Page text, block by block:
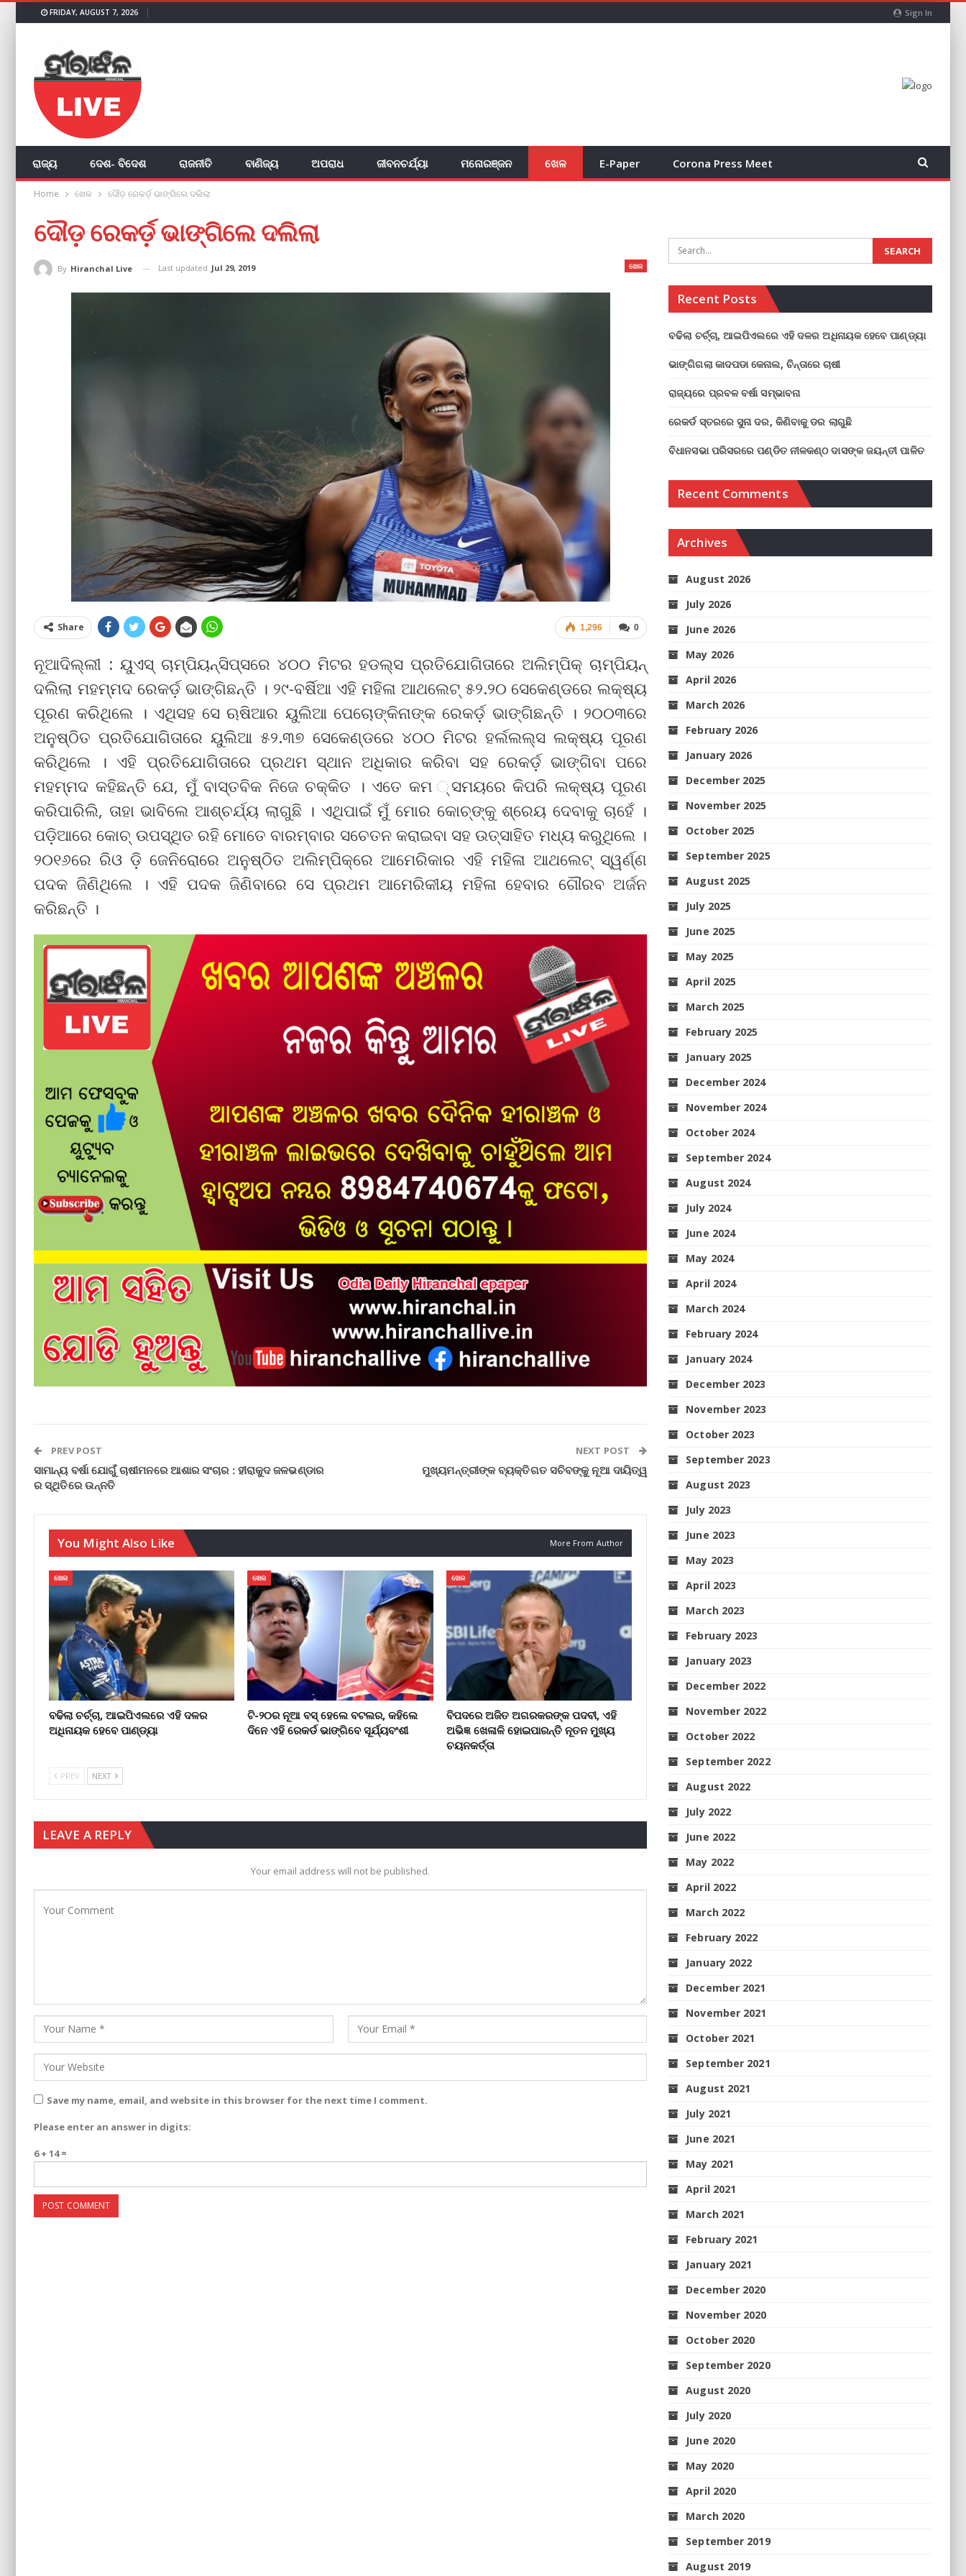
Sign In
FRIDAY, AUGUST 7, 2026
ରାଜ୍ୟ ଦେଶ- ବିଦେଶ ରାଜନୀତି ବାଣିଜ୍ୟ ଅପରାଧ ଜୀବନଚର୍ଯ୍ୟା ମନୋରଞ୍ଜନ ଖେଳ E-Paper Corona Press Meet
Home ଖେଳ ଦୌଡ଼ ରେକର୍ଡ଼ ଭାଙ୍ଗିଲେ ଦଲିଲା
ଦୌଡ଼ ରେକର୍ଡ଼ ଭାଙ୍ଗିଲେ ଦଲିଲା
ଖେଳ
By Hiranchal Live Last updated Jul 29, 2019
0
1,296
Share
ନୂଆଦିଲ୍ଲୀ : ୟୁଏସ୍ ଚାମ୍ପିୟନ୍ସିପ୍ସରେ ୪୦୦ ମିଟର ହଡଲ୍ସ ପ୍ରତିଯୋଗିତାରେ ଅଲିମ୍ପିକ୍ ଚାମ୍ପିୟନ୍
ଦଲିଲା ମହମ୍ମଦ ରେକର୍ଡ଼ ଭାଙ୍ଗିଛନ୍ତି । ୨୯-ବର୍ଷିଆ ଏହି ମହିଳା ଆଥଲେଟ୍ ୫୨.୨୦ ସେକେଣ୍ଡରେ ଲକ୍ଷ୍ୟ
ପୂରଣ କରିଥିଲେ । ଏଥିସହ ସେ ଋଷିଆର ୟୁଲିଆ ପେଚୋଙ୍କିନାଙ୍କ ରେକର୍ଡ଼ ଭାଙ୍ଗିଛନ୍ତି । ୨୦୦୩ରେ
ଅନୁଷ୍ଠିତ ପ୍ରତିଯୋଗିତାରେ ୟୁଲିଆ ୫୨.୩୭ ସେକେଣ୍ଡରେ ୪୦୦ ମିଟର ହର୍ଲଲଲ୍ସ ଲକ୍ଷ୍ୟ ପୂରଣ
କରିଥିଲେ । ଏହି ପ୍ରତିଯୋଗିତାରେ ପ୍ରଥମ ସ୍ଥାନ ଅଧିକାର କରିବା ସହ ରେକର୍ଡ଼ ଭାଙ୍ଗିବା ପରେ
ମହମ୍ମଦ କହିଛନ୍ତି ଯେ, ମୁଁ ବାସ୍ତବିକ ନିଜେ ଚକ୍କିତ । ଏତେ କମ ୍ସମୟରେ କିପରି ଲକ୍ଷ୍ୟ ପୂରଣ
କରିପାରିଲି, ତାହା ଭାବିଲେ ଆଶ୍ଚର୍ଯ୍ୟ ଲାଗୁଛି । ଏଥିପାଇଁ ମୁଁ ମୋର କୋଚ୍ଙ୍କୁ ଶ୍ରେୟ ଦେବାକୁ ଚାହେଁ ।
ପଡ଼ିଆରେ କୋଚ୍ ଉପସ୍ଥିତ ରହି ମୋତେ ବାରମ୍ବାର ସଚେତନ କରାଇବା ସହ ଉତ୍ସାହିତ ମଧ୍ୟ କରୁଥିଲେ ।
୨୦୧୬ରେ ରିଓ ଡ଼ି ଜେନିରୋରେ ଅନୁଷ୍ଠିତ ଅଲିମ୍ପିକ୍ରେ ଆମେରିକାର ଏହି ମହିଳା ଆଥଲେଟ୍ ସ୍ୱର୍ଣ୍ଣ
ପଦକ ଜିଣିଥିଲେ । ଏହି ପଦକ ଜିଣିବାରେ ସେ ପ୍ରଥମ ଆମେରିକୀୟ ମହିଳା ହେବାର ଗୌରବ ଅର୍ଜନ
କରିଛନ୍ତି ।
PREV POST
ସାମାନ୍ୟ ବର୍ଷା ଯୋଗୁଁ ଚାଷୀମନରେ ଆଶାର ସଂଚାର : ହୀରାକୁଦ ଜଳଭଣ୍ଡାର
ର ସ୍ଥିତିରେ ଉନ୍ନତି
NEXT POST
ମୁଖ୍ୟମନ୍ତ୍ରୀଙ୍କ ବ୍ୟକ୍ତିଗତ ସଚିବଙ୍କୁ ନୂଆ ଦାୟିତ୍ୱ
You Might Also Like More From Author
ଖେଳ
ବଢିଲା ଚର୍ଚ୍ଚା, ଆଇପିଏଲରେ ଏହି ଦଳର
ଅଧିନାୟକ ହେବେ ପାଣ୍ଡ୍ୟା
ଖେଳ
ଟି-୨୦ର ନୂଆ ବସ୍ ହେଲେ ବଟଲର, କହିଲେ
ଦିନେ ଏହି ରେକର୍ଡ ଭାଙ୍ଗିବେ ସୂର୍ଯ୍ୟବଂଶୀ
ଖେଳ
ବିପଦରେ ଅଜିତ ଅଗରକରଙ୍କ ପଦବୀ, ଏହି
ଅଭିଜ୍ଞ ଖେଳାଳି ହୋଇପାରନ୍ତି ନୂତନ ମୁଖ୍ୟ
ଚୟନକର୍ତ୍ତା
PREV NEXT
LEAVE A REPLY
Your email address will not be published.
Save my name, email, and website in this browser for the next time I comment.
Please enter an answer in digits:
6 + 14 =
Recent Posts
ବଢିଲା ଚର୍ଚ୍ଚା, ଆଇପିଏଲରେ ଏହି ଦଳର ଅଧିନାୟକ ହେବେ ପାଣ୍ଡ୍ୟା
ଭାଙ୍ଗିଗଲା କାଦପଡା କେନାଲ, ଚିନ୍ତାରେ ଚାଷୀ
ରାଜ୍ୟରେ ପ୍ରବଳ ବର୍ଷା ସମ୍ଭାବନା
ରେକର୍ଡ ସ୍ତରରେ ସୁନା ଦର, କିଣିବାକୁ ଡର ଲାଗୁଛି
ବିଧାନସଭା ପରିସରରେ ପଣ୍ଡିତ ନୀଳକଣ୍ଠ ଦାସଙ୍କ ଜୟନ୍ତୀ ପାଳିତ
Recent Comments
Archives
August 2026
July 2026
June 2026
May 2026
April 2026
March 2026
February 2026
January 2026
December 2025
November 2025
October 2025
September 2025
August 2025
July 2025
June 2025
May 2025
April 2025
March 2025
February 2025
January 2025
December 2024
November 2024
October 2024
September 2024
August 2024
July 2024
June 2024
May 2024
April 2024
March 2024
February 2024
January 2024
December 2023
November 2023
October 2023
September 2023
August 2023
July 2023
June 2023
May 2023
April 2023
March 2023
February 2023
January 2023
December 2022
November 2022
October 2022
September 2022
August 2022
July 2022
June 2022
May 2022
April 2022
March 2022
February 2022
January 2022
December 2021
November 2021
October 2021
September 2021
August 2021
July 2021
June 2021
May 2021
April 2021
March 2021
February 2021
January 2021
December 2020
November 2020
October 2020
September 2020
August 2020
July 2020
June 2020
May 2020
April 2020
March 2020
September 2019
August 2019